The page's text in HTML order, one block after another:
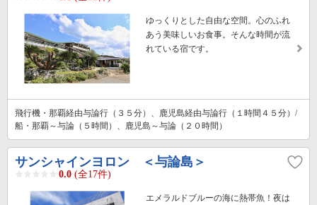
ゆっくりとした自由な空間。心のふれ
あう美味しいお食事。そんな時間が流
れている宿です。
飛行機・那覇経由与論行（３５分）、鹿児島経由与論行（１時間４５分）/
船・那覇～与論（５時間）、鹿児島～与論（２０時間）
サンシャインヨロン ＜与論島＞
0.0 (全17件)
エメラルドブルーの海に熱帯魚！夜は